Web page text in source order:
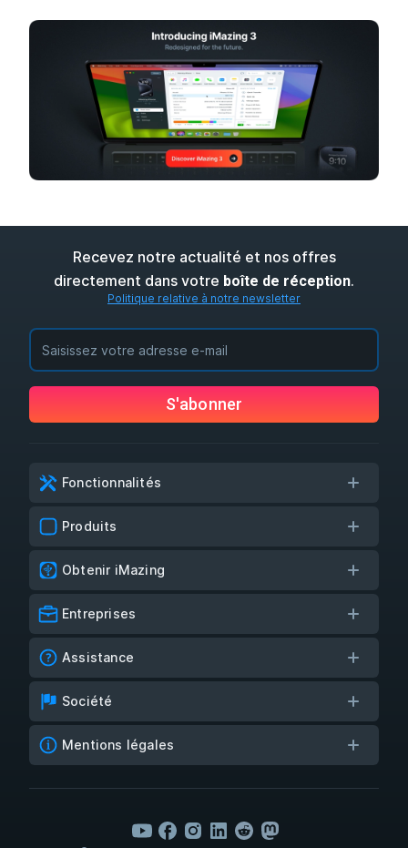
Recevez notre actualité et nos offres
directement dans votre boîte de réception.
Politique relative à notre newsletter
S'abonner
Fonctionnalités
Produits
Obtenir iMazing
Entreprises
Assistance
Société
Mentions légales